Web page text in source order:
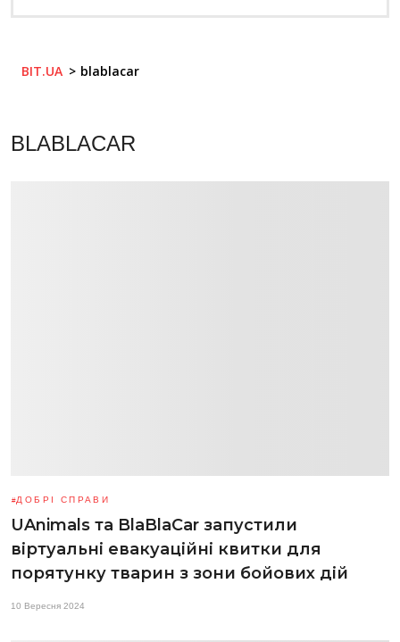
BIT.UA blablacar
BLABLACAR
ДОБРІ СПРАВИ
UAnimals та BlaBlaCar запустили
віртуальні евакуаційні квитки для
порятунку тварин з зони бойових дій
10 Вересня 2024